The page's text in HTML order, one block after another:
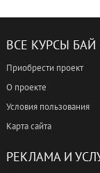
ВСЕ КУРСЫ БАЙ
Приобрести проект
О проекте
Условия пользования
Карта сайта
РЕКЛАМА И